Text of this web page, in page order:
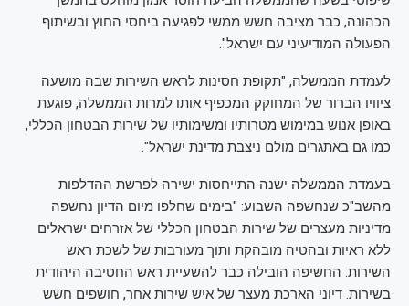
הכהונה, כבר מציבה חשש ממשי לפגיעה ביחסי החוץ ובשיתוף
הפעולה המודיעיני עם ישראל".
לעמדת הממשלה, "תקופת חסינות לראש השירות שבה מושעה
ציוויו הברור של המחוקק המכפיף אותו למרות הממשלה, פוגעת
באופן אנוש במימוש מטרותיו ומשימותיו של שירות הבטחון הכללי,
כמו גם באתגרים מולם ניצבת מדינת ישראל".
בעמדת הממשלה ישנה התייחסות ישירה לפרשת ההדלפות
מהשב"כ שנחשפה השבוע: "בימים שחלפו מיום הדיון נחשפה
מדיניות מעצרים של שירות הבטחון הכללי של אזרחים ישראלים
ללא ראיות ובהטיה מובהקת ותוך מעורבות של לשכת ראש
השירות. החשיפה הובילה כבר להשעיית ראש החטיבה היהודית
בשירות. דיוני הארכת מעצר של איש שירות אחר, חושפים חשש